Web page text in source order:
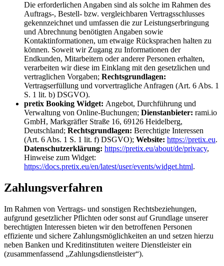
Die erforderlichen Angaben sind als solche im Rahmen des
Auftrags-, Bestell- bzw. vergleichbaren Vertragsschlusses
gekennzeichnet und umfassen die zur Leistungserbringung
und Abrechnung benötigten Angaben sowie
Kontaktinformationen, um etwaige Rücksprachen halten zu
können. Soweit wir Zugang zu Informationen der
Endkunden, Mitarbeitern oder anderer Personen erhalten,
verarbeiten wir diese im Einklang mit den gesetzlichen und
vertraglichen Vorgaben; Rechtsgrundlagen:
Vertragserfüllung und vorvertragliche Anfragen (Art. 6 Abs. 1
S. 1 lit. b) DSGVO).
pretix Booking Widget: Angebot, Durchführung und
Verwaltung von Online-Buchungen; Dienstanbieter: rami.io
GmbH, Markgräfler Straße 16, 69126 Heidelberg,
Deutschland; Rechtsgrundlagen: Berechtigte Interessen
(Art. 6 Abs. 1 S. 1 lit. f) DSGVO); Website: https://pretix.eu.
Datenschutzerklärung: https://pretix.eu/about/de/privacy,
Hinweise zum Widget:
https://docs.pretix.eu/en/latest/user/events/widget.html.
Zahlungsverfahren
Im Rahmen von Vertrags- und sonstigen Rechtsbeziehungen,
aufgrund gesetzlicher Pflichten oder sonst auf Grundlage unserer
berechtigten Interessen bieten wir den betroffenen Personen
effiziente und sichere Zahlungsmöglichkeiten an und setzen hierzu
neben Banken und Kreditinstituten weitere Dienstleister ein
(zusammenfassend „Zahlungsdienstleister“).